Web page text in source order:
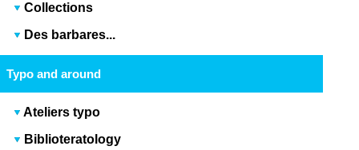
Collections
Des barbares...
Typo and around
Ateliers typo
Biblioteratology